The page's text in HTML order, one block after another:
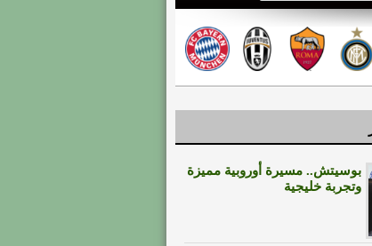
بوسيتش.. مسيرة أوروبية مميزة
وتجربة خليجية